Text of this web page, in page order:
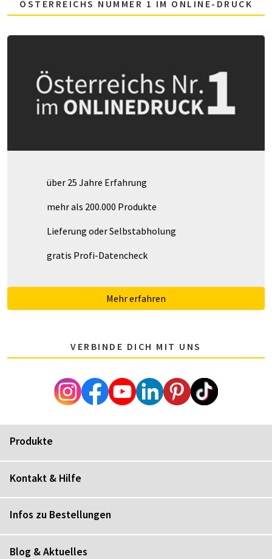
ÖSTERREICHS NUMMER 1 IM ONLINE-DRUCK
über 25 Jahre Erfahrung
mehr als 200.000 Produkte
Lieferung oder Selbstabholung
gratis Profi-Datencheck
Mehr erfahren
VERBINDE DICH MIT UNS
Produkte
Kontakt & Hilfe
Infos zu Bestellungen
Blog & Aktuelles